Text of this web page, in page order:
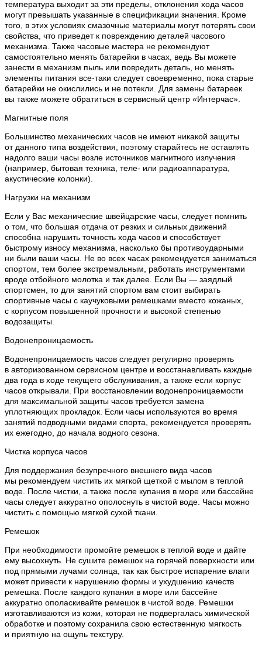
температура выходит за эти пределы, отклонения хода часов
могут превышать указанные в спецификации значения. Кроме
того, в этих условиях смазочные материалы могут потерять свои
свойства, что приведет к повреждению деталей часового
механизма. Также часовые мастера не рекомендуют
самостоятельно менять батарейки в часах, ведь Вы можете
занести в механизм пыль или повредить деталь, но менять
элементы питания все-таки следует своевременно, пока старые
батарейки не окислились и не потекли. Для замены батареек
вы также можете обратиться в сервисный центр «Интерчас».
Магнитные поля
Большинство механических часов не имеют никакой защиты
от данного типа воздействия, поэтому старайтесь не оставлять
надолго ваши часы возле источников магнитного излучения
(например, бытовая техника, теле- или радиоаппаратура,
акустические колонки).
Нагрузки на механизм
Если у Вас механические швейцарские часы, следует помнить
о том, что большая отдача от резких и сильных движений
способна нарушить точность хода часов и способствует
быстрому износу механизма, насколько бы противоударными
ни были ваши часы. Не во всех часах рекомендуется заниматься
спортом, тем более экстремальным, работать инструментами
вроде отбойного молотка и так далее. Если Вы — заядлый
спортсмен, то для занятий спортом вам стоит выбирать
спортивные часы с каучуковыми ремешками вместо кожаных,
с корпусом повышенной прочности и высокой степенью
водозащиты.
Водонепроницаемость
Водонепроницаемость часов следует регулярно проверять
в авторизованном сервисном центре и восстанавливать каждые
два года в ходе текущего обслуживания, а также если корпус
часов открывали. При восстановлении водонепроницаемости
для максимальной защиты часов требуется замена
уплотняющих прокладок. Если часы используются во время
занятий подводными видами спорта, рекомендуется проверять
их ежегодно, до начала водного сезона.
Чистка корпуса часов
Для поддержания безупречного внешнего вида часов
мы рекомендуем чистить их мягкой щеткой с мылом в теплой
воде. После чистки, а также после купания в море или бассейне
часы следует аккуратно ополоснуть в чистой воде. Часы можно
чистить с помощью мягкой сухой ткани.
Ремешок
При необходимости промойте ремешок в теплой воде и дайте
ему высохнуть. Не сушите ремешок на горячей поверхности или
под прямыми лучами солнца, так как быстрое испарение влаги
может привести к нарушению формы и ухудшению качеств
ремешка. После каждого купания в море или бассейне
аккуратно ополаскивайте ремешок в чистой воде. Ремешки
изготавливаются из кожи, которая не подвергалась химической
обработке и поэтому сохранила свою естественную мягкость
и приятную на ощупь текстуру.